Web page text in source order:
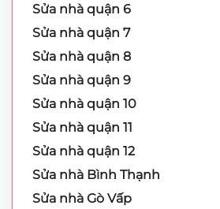
Sửa nhà quận 6
Sửa nhà quận 7
Sửa nhà quận 8
Sửa nhà quận 9
Sửa nhà quận 10
Sửa nhà quận 11
Sửa nhà quận 12
Sửa nhà Bình Thạnh
Sửa nhà Gò Vấp